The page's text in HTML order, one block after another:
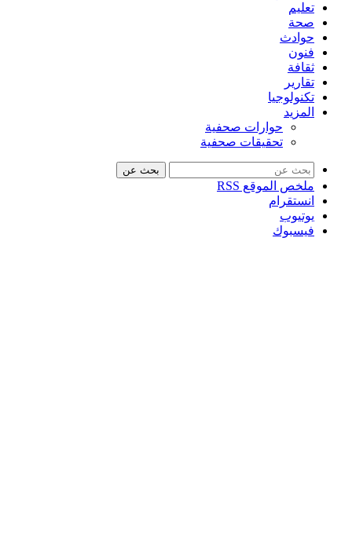
تعليم
صحة
حوادث
فنون
ثقافة
تقارير
تكنولوجيا
المزيد
حوارات صحفية
تحقيقات صحفية
بحث عن
ملخص الموقع RSS
انستقرام
يوتيوب
فيسبوك